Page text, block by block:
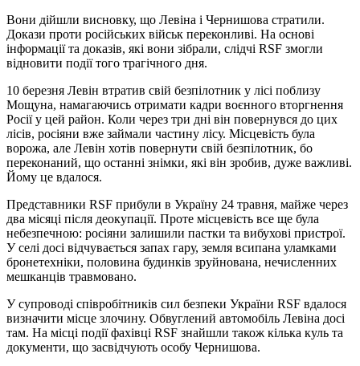
Вони дійшли висновку, що Левіна і Чернишова стратили.
Докази проти російських військ переконливі. На основі
інформації та доказів, які вони зібрали, слідчі RSF змогли
відновити події того трагічного дня.
10 березня Левін втратив свій безпілотник у лісі поблизу
Мощуна, намагаючись отримати кадри воєнного вторгнення
Росії у цей район. Коли через три дні він повернувся до цих
лісів, росіяни вже займали частину лісу. Місцевість була
ворожа, але Левін хотів повернути свій безпілотник, бо
переконаний, що останні знімки, які він зробив, дуже важливі.
Йому це вдалося.
Представники RSF прибули в Україну 24 травня, майже через
два місяці після деокупації. Проте місцевість все ще була
небезпечною: росіяни залишили пастки та вибухові пристрої.
У селі досі відчувається запах гару, земля всипана уламками
бронетехніки, половина будинків зруйнована, нечисленних
мешканців травмовано.
У супроводі співробітників сил безпеки України RSF вдалося
визначити місце злочину. Обвуглений автомобіль Левіна досі
там. На місці події фахівці RSF знайшли також кілька куль та
документи, що засвідчують особу Чернишова.